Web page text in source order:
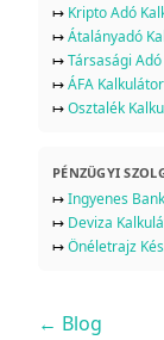
↦ Kripto Adó
↦Átalányadó
↦Társasági
↦ÁFA Kalkulátor
↦Osztalék
PÉNZÜGYI
↦Ingyenes
↦ Deviza
↦Önéletrajz
← Blog